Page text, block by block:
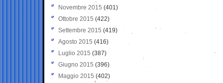
Novembre 2015 (401)
Ottobre 2015 (422)
Settembre 2015 (419)
Agosto 2015 (416)
Luglio 2015 (387)
Giugno 2015 (396)
Maggio 2015 (402)